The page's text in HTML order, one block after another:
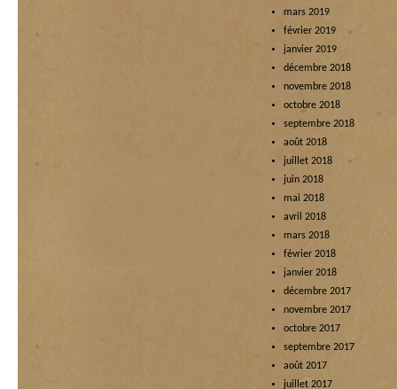
mars 2019
février 2019
janvier 2019
décembre 2018
novembre 2018
octobre 2018
septembre 2018
août 2018
juillet 2018
juin 2018
mai 2018
avril 2018
mars 2018
février 2018
janvier 2018
décembre 2017
novembre 2017
octobre 2017
septembre 2017
août 2017
juillet 2017